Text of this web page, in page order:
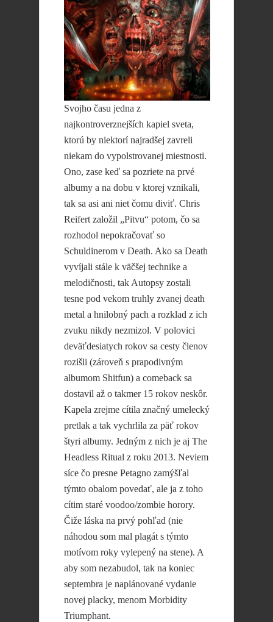
Svojho času jedna z
najkontroverznejších kapiel sveta,
ktorú by niektorí najradšej zavreli
niekam do vypolstrovanej miestnosti.
Ono, zase keď sa pozriete na prvé
albumy a na dobu v ktorej vznikali,
tak sa asi ani niet čomu diviť. Chris
Reifert založil „Pitvu“ potom, čo sa
rozhodol nepokračovať so
Schuldinerom v Death. Ako sa Death
vyvíjali stále k väčšej technike a
melodičnosti, tak Autopsy zostali
tesne pod vekom truhly zvanej death
metal a hnilobný pach a rozklad z ich
zvuku nikdy nezmizol. V polovici
deväťdesiatych rokov sa cesty členov
rozišli (zároveň s prapodivným
albumom Shitfun) a comeback sa
dostavil až o takmer 15 rokov neskôr.
Kapela zrejme cítila značný umelecký
pretlak a tak vychrlila za päť rokov
štyri albumy. Jedným z nich je aj The
Headless Ritual z roku 2013. Neviem
síce čo presne Petagno zamýšľal
týmto obalom povedať, ale ja z toho
cítim staré voodoo/zombie horory.
Čiže láska na prvý pohľad (nie
náhodou som mal plagát s týmto
motívom roky vylepený na stene). A
aby som nezabudol, tak na koniec
septembra je naplánované vydanie
novej placky, menom Morbidity
Triumphant.